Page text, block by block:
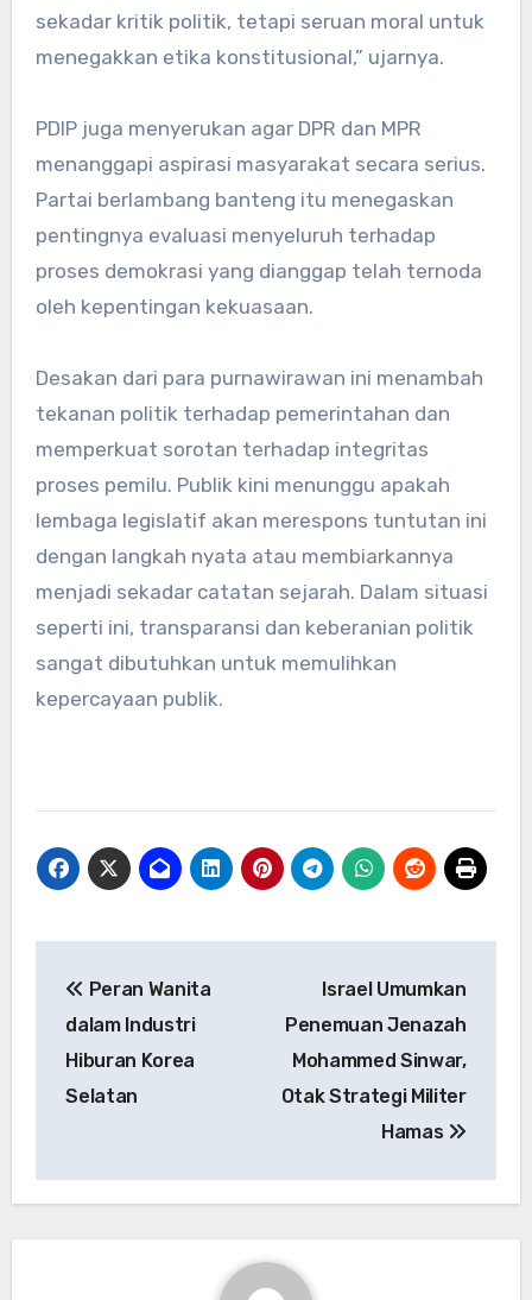
sekadar kritik politik, tetapi seruan moral untuk
menegakkan etika konstitusional,” ujarnya.
PDIP juga menyerukan agar DPR dan MPR
menanggapi aspirasi masyarakat secara serius.
Partai berlambang banteng itu menegaskan
pentingnya evaluasi menyeluruh terhadap
proses demokrasi yang dianggap telah ternoda
oleh kepentingan kekuasaan.
Desakan dari para purnawirawan ini menambah
tekanan politik terhadap pemerintahan dan
memperkuat sorotan terhadap integritas
proses pemilu. Publik kini menunggu apakah
lembaga legislatif akan merespons tuntutan ini
dengan langkah nyata atau membiarkannya
menjadi sekadar catatan sejarah. Dalam situasi
seperti ini, transparansi dan keberanian politik
sangat dibutuhkan untuk memulihkan
kepercayaan publik.
pos
Peran Wanita
dalam Industri
Hiburan Korea
Selatan
Israel Umumkan
Penemuan Jenazah
Mohammed Sinwar,
Otak Strategi Militer
Hamas